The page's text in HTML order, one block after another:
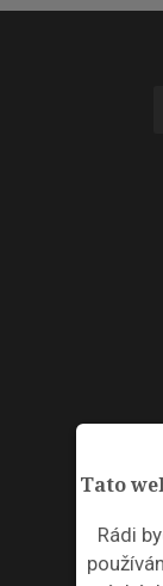
Tato
Rádi